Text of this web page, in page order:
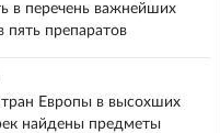
в перечень важнейших
пять препаратов
Европы в высохших
найдены предметы